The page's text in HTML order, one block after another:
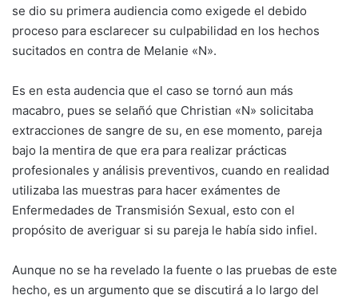
se dio su primera audiencia como exigede el debido
proceso para esclarecer su culpabilidad en los hechos
sucitados en contra de Melanie «N».
Es en esta audencia que el caso se tornó aun más
macabro, pues se selañó que Christian «N» solicitaba
extracciones de sangre de su, en ese momento, pareja
bajo la mentira de que era para realizar prácticas
profesionales y análisis preventivos, cuando en realidad
utilizaba las muestras para hacer exámentes de
Enfermedades de Transmisión Sexual, esto con el
propósito de averiguar si su pareja le había sido infiel.
Aunque no se ha revelado la fuente o las pruebas de este
hecho, es un argumento que se discutirá a lo largo del